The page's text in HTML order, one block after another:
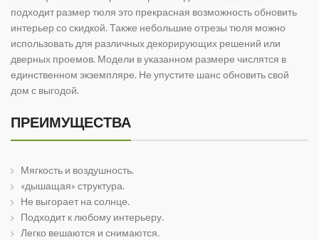
подходит размер тюля это прекрасная возможность обновить
интерьер со скидкой. Также небольшие отрезы тюля можно
использовать для различных декорирующих решений или
дверных проемов. Модели в указанном размере числятся в
единственном экземпляре. Не упустите шанс обновить свой
дом с выгодой.
ПРЕИМУЩЕСТВА
Мягкость и воздушность.
«дышащая» структура.
Не выгорает на солнце.
Подходит к любому интерьеру.
Легко вешаются и снимаются.